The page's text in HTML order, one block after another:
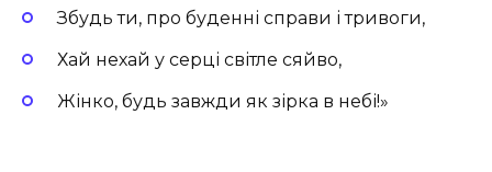
Збудь ти, про буденні справи і тривоги,
Хай нехай у серці світле сяйво,
Жінко, будь завжди як зірка в небі!»